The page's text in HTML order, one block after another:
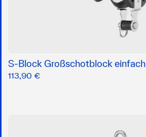
S-Block Großschotblock einfach
113,90 €